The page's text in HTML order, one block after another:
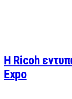
Η Ricoh
Expo